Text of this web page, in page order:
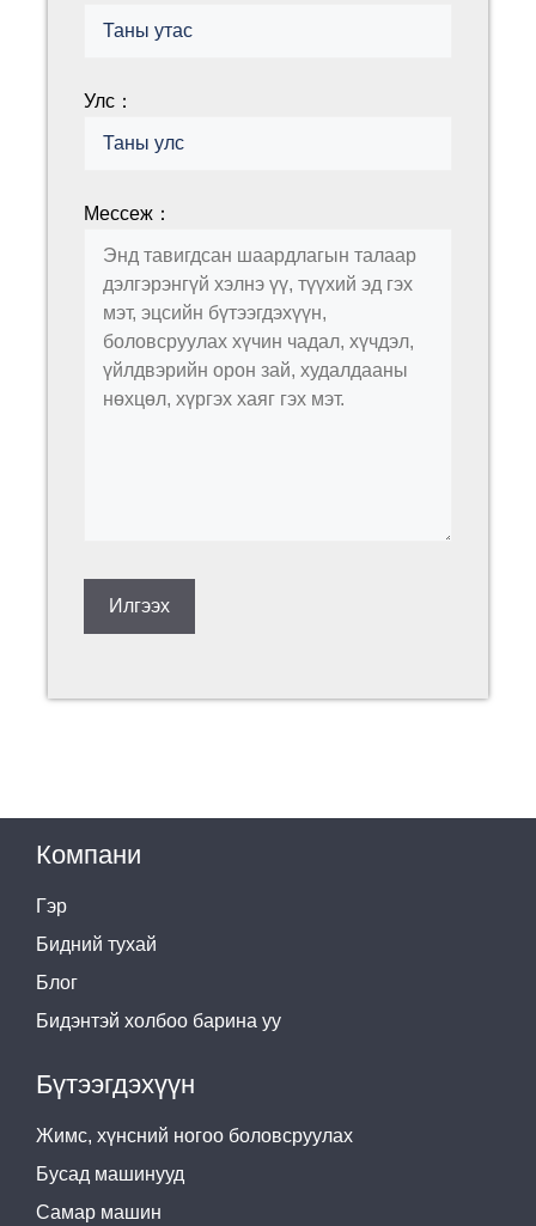
Улс：
Мессеж：
Компани
Гэр
Бидний тухай
Блог
Бидэнтэй холбоо барина уу
Бүтээгдэхүүн
Жимс, хүнсний ногоо боловсруулах
Бусад машинууд
Самар машин